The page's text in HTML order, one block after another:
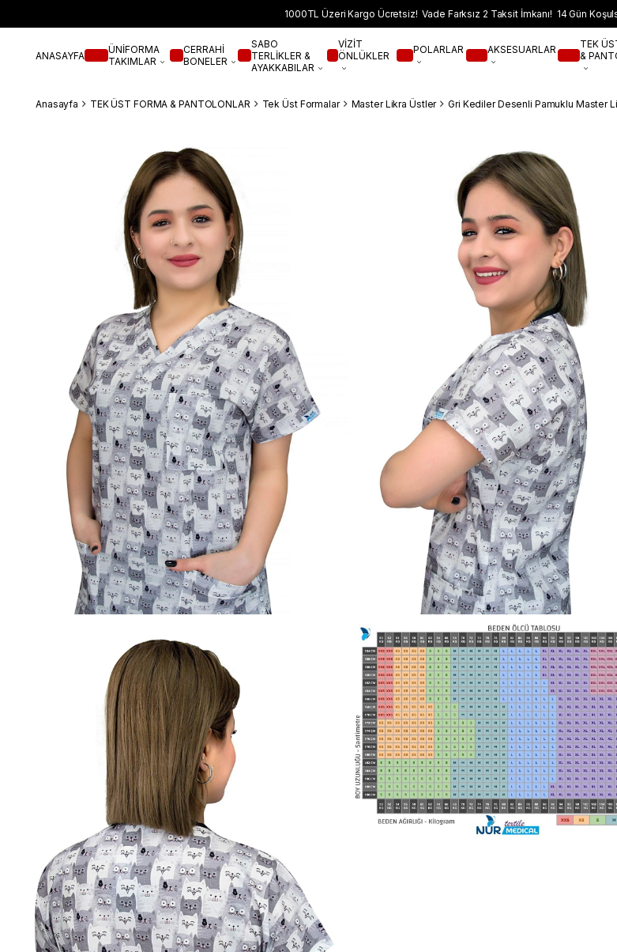
1000TL Üzeri Kargo Ücretsiz! Vade Farksız 2 Taksit İmkanı! 14 Gün
ANASAYFA
ÜNİFORMA
TAKIMLAR
CERRAHİ
BONELER
SABO
TERLİKLER &
AYAKKABILAR
VİZİT
ÖNLÜKLER
POLARLAR AKSESUARLAR
TEK
&
Anasayfa TEK ÜST FORMA & PANTOLONLAR Tek Üst Formalar Master Likra Üstler Gri Kediler Desenli Pamuklu Master